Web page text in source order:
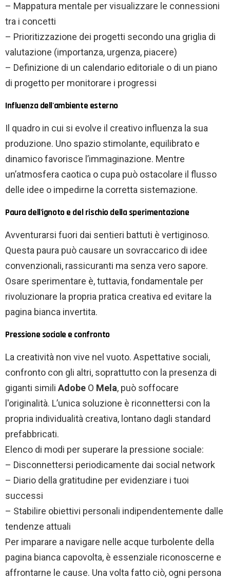
– Mappatura mentale per visualizzare le connessioni
tra i concetti
– Prioritizzazione dei progetti secondo una griglia di
valutazione (importanza, urgenza, piacere)
– Definizione di un calendario editoriale o di un piano
di progetto per monitorare i progressi
Influenza dell'ambiente esterno
Il quadro in cui si evolve il creativo influenza la sua
produzione. Uno spazio stimolante, equilibrato e
dinamico favorisce l’immaginazione. Mentre
un’atmosfera caotica o cupa può ostacolare il flusso
delle idee o impedirne la corretta sistemazione.
Paura dell'ignoto e del rischio della sperimentazione
Avventurarsi fuori dai sentieri battuti è vertiginoso.
Questa paura può causare un sovraccarico di idee
convenzionali, rassicuranti ma senza vero sapore.
Osare sperimentare è, tuttavia, fondamentale per
rivoluzionare la propria pratica creativa ed evitare la
pagina bianca invertita.
Pressione sociale e confronto
La creatività non vive nel vuoto. Aspettative sociali,
confronto con gli altri, soprattutto con la presenza di
giganti simili Adobe O Mela, può soffocare
l'originalità. L’unica soluzione è riconnettersi con la
propria individualità creativa, lontano dagli standard
prefabbricati.
Elenco di modi per superare la pressione sociale:
– Disconnettersi periodicamente dai social network
– Diario della gratitudine per evidenziare i tuoi
successi
– Stabilire obiettivi personali indipendentemente dalle
tendenze attuali
Per imparare a navigare nelle acque turbolente della
pagina bianca capovolta, è essenziale riconoscerne e
affrontarne le cause. Una volta fatto ciò, ogni persona